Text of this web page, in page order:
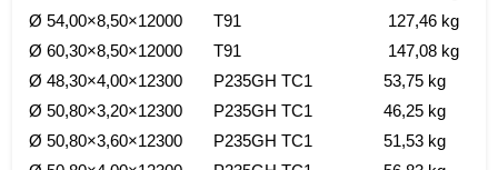
Ø 54,00×8,50×12000 T91 127,46 kg
Ø 60,30×8,50×12000 T91 147,08 kg
Ø 48,30×4,00×12300 P235GH TC1 53,75 kg
Ø 50,80×3,20×12300 P235GH TC1 46,25 kg
Ø 50,80×3,60×12300 P235GH TC1 51,53 kg